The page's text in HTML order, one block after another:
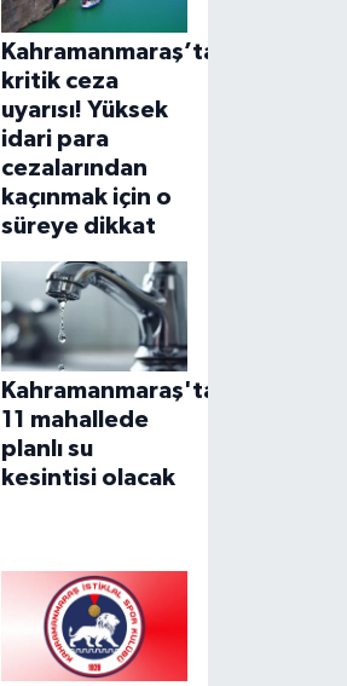
Kahramanmaraş’ta
kritik ceza
uyarısı! Yüksek
idari para
cezalarından
kaçınmak için o
süreye dikkat
Kahramanmaraş'ta
11 mahallede
planlı su
kesintisi olacak